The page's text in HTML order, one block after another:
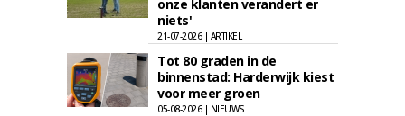
onze klanten verandert er
niets'
21-07-2026 | ARTIKEL
Tot 80 graden in de
binnenstad: Harderwijk kiest
voor meer groen
05-08-2026 | NIEUWS